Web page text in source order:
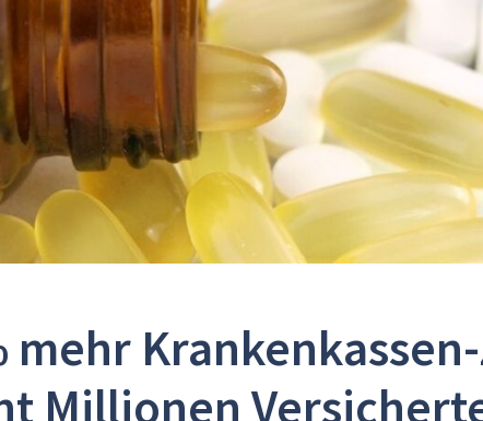
mehr
Millionen